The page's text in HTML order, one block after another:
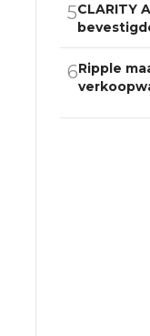
5CLARITY
6Ripple